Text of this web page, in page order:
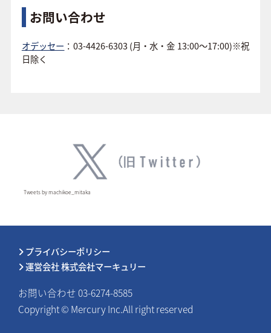
お問い合わせ
オデッセー ：03-4426-6303 (月・水・金 13:00～17:00)※祝
日除く
Tweets by machikoe_mitaka
プライバシーポリシー
運営会社 株式会社マーキュリー
お問い合わせ 03-6274-8585
Copyright © Mercury Inc.All right reserved